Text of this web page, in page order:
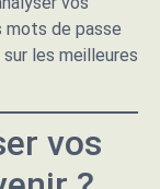
de passe
les meilleures
vos